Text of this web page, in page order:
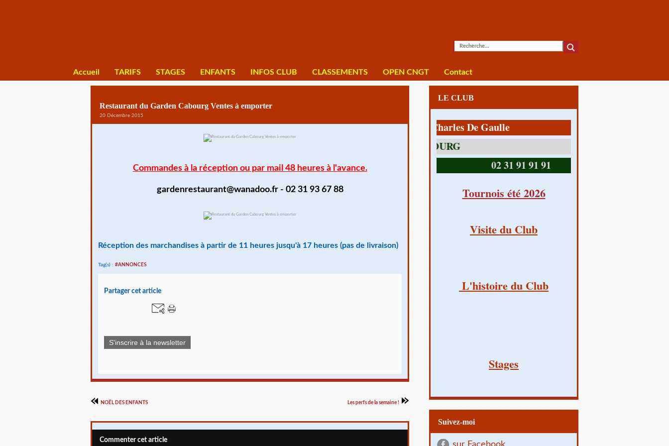
Accueil TARIFS STAGES ENFANTS INFOS CLUB CLASSEMENTS OPEN CNGT Contact
Restaurant du Garden Cabourg Ventes à emporter
20 Décembre 2015
Commandes à la réception ou par mail 48 heures à l'avance.
gardenrestaurant@wanadoo.fr - 02 31 93 67 88
Réception des marchandises à partir de 11 heures jusqu'à 17 heures (pas de livraison)
Tag(s) : #ANNONCES
Partager cet article
S'inscrire à la newsletter
NOËL DES ENFANTS Les perfs de la semaine !
Commenter cet article
LE CLUB
1 av Charles De Gaulle
02 31 91 91 91
Tournois été 2026
Visite du Club
L'histoire du Club
Stages
Suivez-moi
sur Facebook